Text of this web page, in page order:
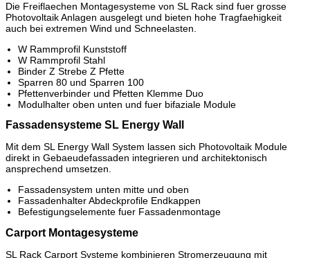
Die Freiflaechen Montagesysteme von SL Rack sind fuer grosse
Photovoltaik Anlagen ausgelegt und bieten hohe Tragfaehigkeit
auch bei extremen Wind und Schneelasten.
W Rammprofil Kunststoff
W Rammprofil Stahl
Binder Z Strebe Z Pfette
Sparren 80 und Sparren 100
Pfettenverbinder und Pfetten Klemme Duo
Modulhalter oben unten und fuer bifaziale Module
Fassadensysteme SL Energy Wall
Mit dem SL Energy Wall System lassen sich Photovoltaik Module
direkt in Gebaeudefassaden integrieren und architektonisch
ansprechend umsetzen.
Fassadensystem unten mitte und oben
Fassadenhalter Abdeckprofile Endkappen
Befestigungselemente fuer Fassadenmontage
Carport Montagesysteme
SL Rack Carport Systeme kombinieren Stromerzeugung mit